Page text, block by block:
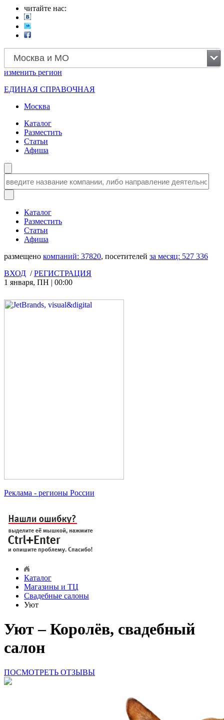
читайте нас:
Москва и МО
изменить регион
ЕДИНАЯ СПРАВОЧНАЯ
Москва
Каталог
Разместить
Статьи
Афиша
Каталог
Разместить
Статьи
Афиша
размещено компаний: 37820, посетителей за месяц: 527 336
ВХОД /РЕГИСТРАЦИЯ
1 января, ПН | 00:00
Реклама - регионы России
Каталог
Магазины и ТЦ
Свадебные салоны
Уют
Уют – Королёв, свадебный
салон
ПОСМОТРЕТЬ ОТЗЫВЫ